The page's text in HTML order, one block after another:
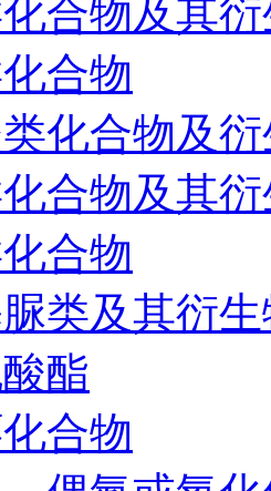
合物及其
合物
化合物及
合物及其
合物
类及其衍
酯
合物